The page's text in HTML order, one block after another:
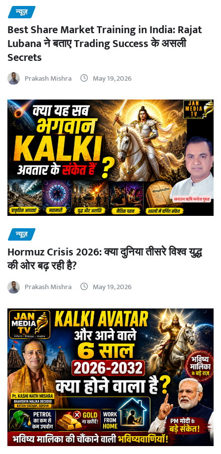
न्यूज़
Best Share Market Training in India: Rajat
Lubana ने बताए Trading Success के असली
Secrets
Prakash Mishra May 19, 2026
न्यूज़
Hormuz Crisis 2026: क्या दुनिया तीसरे विश्व युद्ध
की ओर बढ़ रही है?
Prakash Mishra May 19, 2026